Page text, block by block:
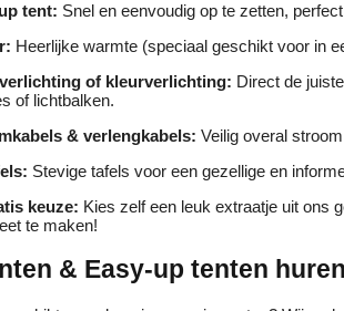
tent: Snel en eenvoudig op te zetten,
Heerlijke warmte (speciaal geschikt voor in
of kleurverlichting: Direct de
of lichtbalken.
& verlengkabels: Veilig overal
Stevige tafels voor een gezellige en
keuze: Kies zelf een leuk extraatje uit ons
te maken!
& Easy-up tenten